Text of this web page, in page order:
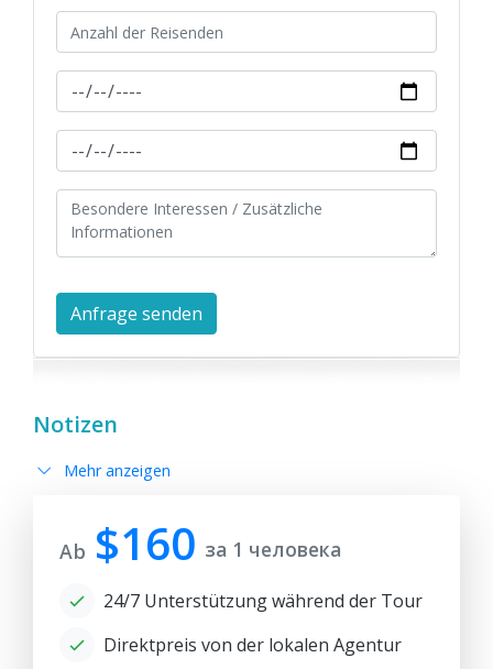
Notizen
Mehr anzeigen
Ab $160 за 1 человека
24/7 Unterstützung während der Tour
Direktpreis von der lokalen Agentur